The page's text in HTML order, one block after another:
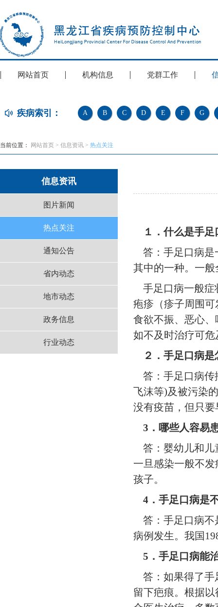
网站首页 机构信息 党群工作
疾病索引： A B C D E F G
当前位置： 网站首页 > 信息资讯 > 热点关注
信息资讯
图片新闻
热点关注
通知公告
省内动态
地市动态
政务信息
行业动态
１．什么是手足
答：手足口病是
其中的一种。一
手足口病一般症
疱疹（疹子周围
食欲不振、恶心
如不及时治疗可危
２．手足口病是
答：手足口病传
飞沫等)及被污染
没有疫苗，但只
3 ．哪些人容易
答：婴幼儿和儿
一旦感染一般不
孩子。
4 ．手足口病是
答：手足口病不
病例发生。我国
5 ．手足口病能
答：如果得了手
留下疤痕。根据